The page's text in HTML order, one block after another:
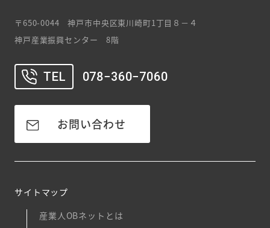
〒650-0044 神戸市中央区東川崎町1丁目８－４
神戸産業振興センター 8階
TEL 078−360−7060
お問い合わせ
サイトマップ
産業人OBネットとは